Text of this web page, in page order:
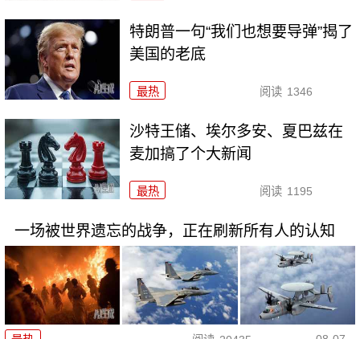
特朗普一句“我们也想要导弹”揭了
美国的老底
最热 阅读 1346
沙特王储、埃尔多安、夏巴兹在
麦加搞了个大新闻
最热 阅读 1195
一场被世界遗忘的战争，正在刷新所有人的认知